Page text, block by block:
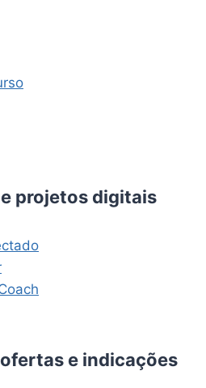
projetos digitais
e indicações